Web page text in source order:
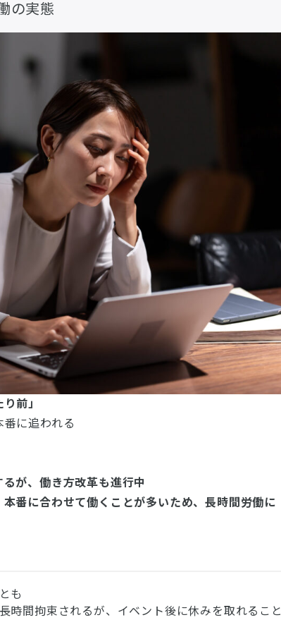
の実態
前」
に追われる
が、働き方改革も進行中
番に合わせて働くことが多いため、長時間労働に
も
間拘束されるが、イベント後に休みを取れること